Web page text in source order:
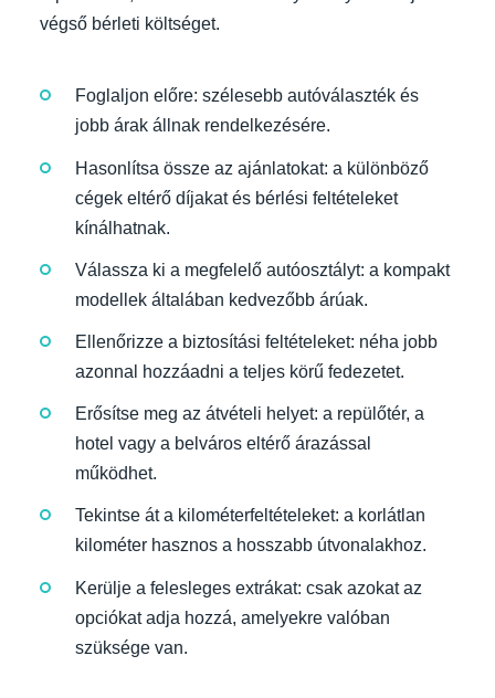
végső bérleti költséget.
Foglaljon előre: szélesebb autóválaszték és
jobb árak állnak rendelkezésére.
Hasonlítsa össze az ajánlatokat: a különböző
cégek eltérő díjakat és bérlési feltételeket
kínálhatnak.
Válassza ki a megfelelő autóosztályt: a kompakt
modellek általában kedvezőbb árúak.
Ellenőrizze a biztosítási feltételeket: néha jobb
azonnal hozzáadni a teljes körű fedezetet.
Erősítse meg az átvételi helyet: a repülőtér, a
hotel vagy a belváros eltérő árazással
működhet.
Tekintse át a kilométerfeltételeket: a korlátlan
kilométer hasznos a hosszabb útvonalakhoz.
Kerülje a felesleges extrákat: csak azokat az
opciókat adja hozzá, amelyekre valóban
szüksége van.